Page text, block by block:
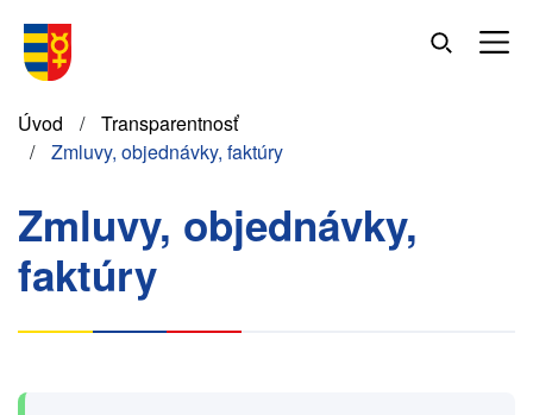
hlavný
Omrvinka
Úvod
Transparentnosť
Zmluvy, objednávky, faktúry
Zmluvy, objednávky,
faktúry